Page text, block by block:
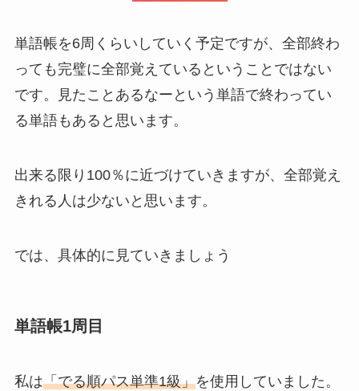
単語帳を6周くらいしていく予定ですが、全部終わ
っても完璧に全部覚えているということではない
です。見たことあるなーという単語で終わってい
る単語もあると思います。
出来る限り100％に近づけていきますが、全部覚え
きれる人は少ないと思います。
では、具体的に見ていきましょう
単語帳1周目
私は「でる順パス単準1級」を使用していました。